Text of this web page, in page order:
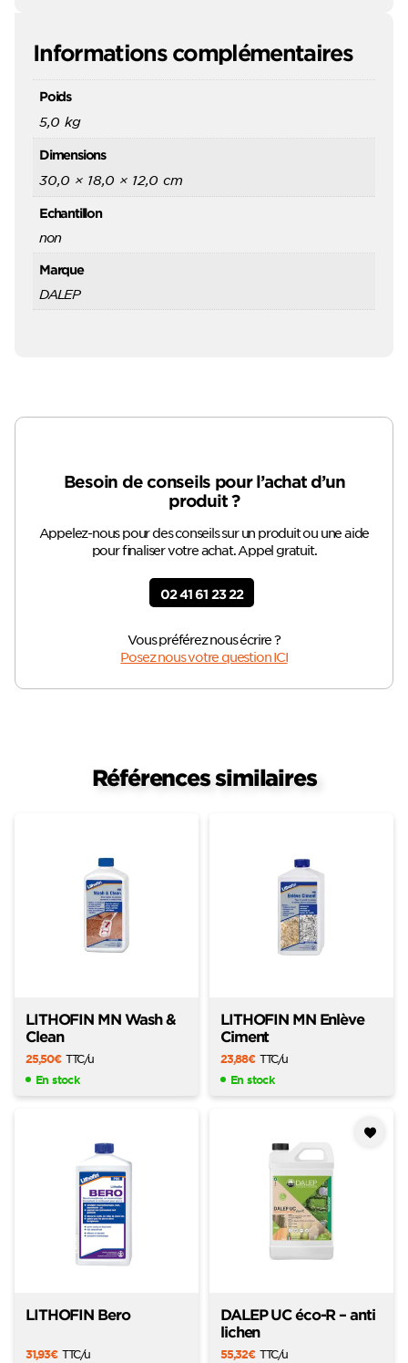
Informations complémentaires
Poids
5,0 kg
Dimensions
30,0 × 18,0 × 12,0 cm
Echantillon
non
Marque
DALEP
Besoin de conseils pour l’achat d’un
produit ?
Appelez-nous pour des conseils sur un produit ou une aide
pour finaliser votre achat. Appel gratuit.
02 41 61 23 22
Vous préférez nous écrire ?
Posez nous votre question ICI
Références similaires
LITHOFIN MN Wash &
Clean
25,50€ TTC/u
En stock
LITHOFIN MN Enlève
Ciment
23,88€ TTC/u
En stock
LITHOFIN Bero
31,93€ TTC/u
à mes
DALEP UC éco-R – anti
lichen
55,32€ TTC/u